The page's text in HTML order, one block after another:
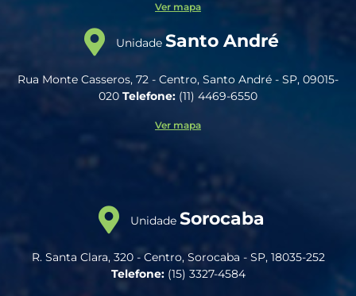
Ver mapa
Unidade Santo André
Rua Monte Casseros, 72 - Centro, Santo André - SP, 09015-
020 Telefone: (11) 4469-6550
Ver mapa
Unidade Sorocaba
R. Santa Clara, 320 - Centro, Sorocaba - SP, 18035-252
Telefone: (15) 3327-4584